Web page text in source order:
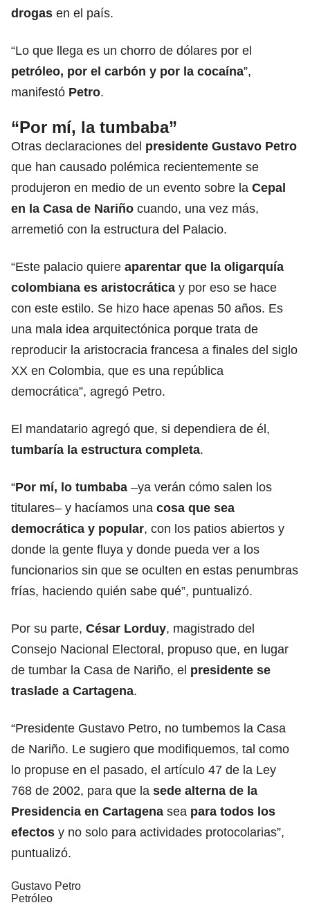
drogas en el país.
“Lo que llega es un chorro de dólares por el
petróleo, por el carbón y por la cocaína”,
manifestó Petro.
“Por mí, la tumbaba”
Otras declaraciones del presidente Gustavo Petro
que han causado polémica recientemente se
produjeron en medio de un evento sobre la Cepal
en la Casa de Nariño cuando, una vez más,
arremetió con la estructura del Palacio.
“Este palacio quiere aparentar que la oligarquía
colombiana es aristocrática y por eso se hace
con este estilo. Se hizo hace apenas 50 años. Es
una mala idea arquitectónica porque trata de
reproducir la aristocracia francesa a finales del siglo
XX en Colombia, que es una república
democrática”, agregó Petro.
El mandatario agregó que, si dependiera de él,
tumbaría la estructura completa.
“Por mí, lo tumbaba –ya verán cómo salen los
titulares– y hacíamos una cosa que sea
democrática y popular, con los patios abiertos y
donde la gente fluya y donde pueda ver a los
funcionarios sin que se oculten en estas penumbras
frías, haciendo quién sabe qué”, puntualizó.
Por su parte, César Lorduy, magistrado del
Consejo Nacional Electoral, propuso que, en lugar
de tumbar la Casa de Nariño, el presidente se
traslade a Cartagena.
“Presidente Gustavo Petro, no tumbemos la Casa
de Nariño. Le sugiero que modifiquemos, tal como
lo propuse en el pasado, el artículo 47 de la Ley
768 de 2002, para que la sede alterna de la
Presidencia en Cartagena sea para todos los
efectos y no solo para actividades protocolarias”,
puntualizó.
Gustavo Petro
Petróleo